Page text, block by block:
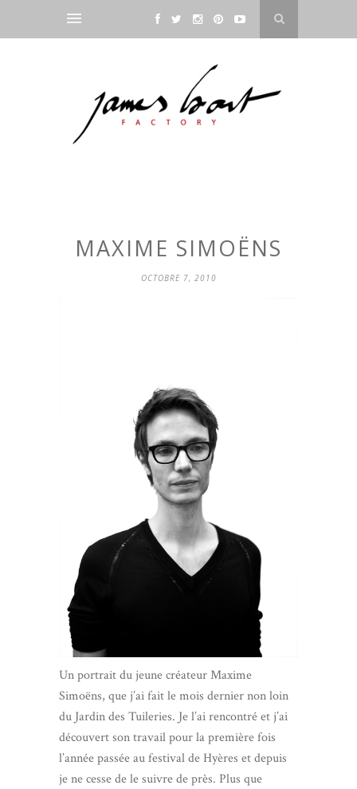
MAXIME SIMOËNS
OCTOBRE 7, 2010
Un portrait du jeune créateur Maxime
Simoëns, que j’ai fait le mois dernier non loin
du Jardin des Tuileries. Je l’ai rencontré et j’ai
découvert son travail pour la première fois
l’année passée au festival de Hyères et depuis
je ne cesse de le suivre de près. Plus que